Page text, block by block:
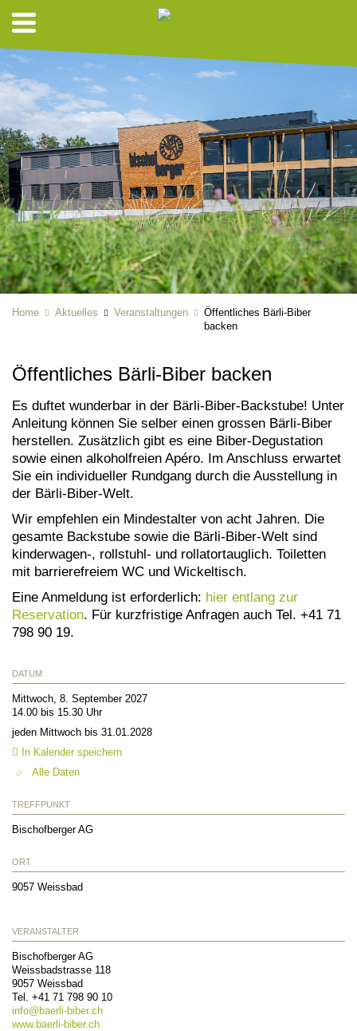
Home Aktuelles Veranstaltungen
Öffentliches Bärli-Biber
backen
Öffentliches Bärli-Biber backen
Es duftet wunderbar in der Bärli-Biber-Backstube! Unter
Anleitung können Sie selber einen grossen Bärli-Biber
herstellen. Zusätzlich gibt es eine Biber-Degustation
sowie einen alkoholfreien Apéro. Im Anschluss erwartet
Sie ein individueller Rundgang durch die Ausstellung in
der Bärli-Biber-Welt.
Wir empfehlen ein Mindestalter von acht Jahren. Die
gesamte Backstube sowie die Bärli-Biber-Welt sind
kinderwagen-, rollstuhl- und rollatortauglich. Toiletten
mit barrierefreiem WC und Wickeltisch.
Eine Anmeldung ist erforderlich: hier entlang zur
Reservation . Für kurzfristige Anfragen auch Tel. +41 71
798 90 19.
DATUM
Mittwoch, 8. September 2027
14.00 bis 15.30 Uhr
jeden Mittwoch bis 31.01.2028
In Kalender speichern
Alle Daten
TREFFPUNKT
Bischofberger AG
ORT
9057 Weissbad
VERANSTALTER
Bischofberger AG
Weissbadstrasse 118
9057 Weissbad
Tel. +41 71 798 90 10
info@ baerli-biber.ch
www.baerli-biber.ch